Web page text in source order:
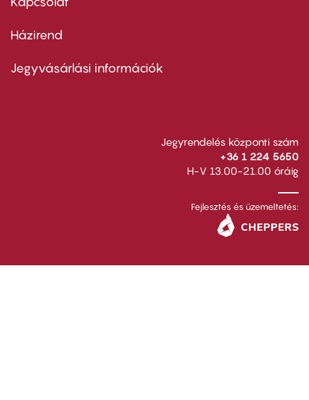
Footer
second
Házirend
Jegyvásárlási információk
Jegyrendelés központi szám
+36 1 224 5650
H-V 13.00-21.00 óráig
Fejlesztés és üzemeltetés: